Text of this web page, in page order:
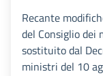
Recante
del Consiglio dei
sostituito dal
ministri del 10